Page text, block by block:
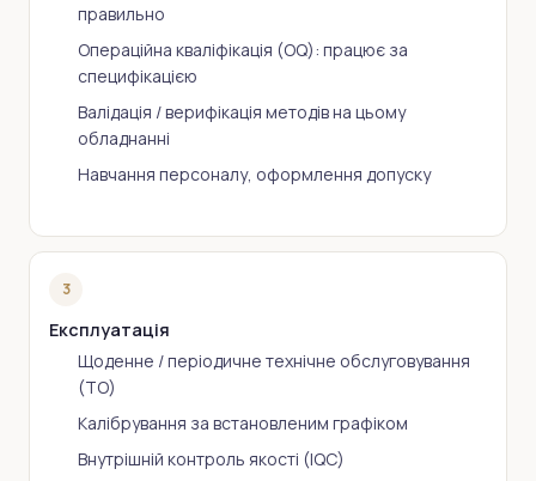
правильно
Операційна кваліфікація (OQ): працює за
специфікацією
Валідація / верифікація методів на цьому
обладнанні
Навчання персоналу, оформлення допуску
3
Експлуатація
Щоденне / періодичне технічне обслуговування
(ТО)
Калібрування за встановленим графіком
Внутрішній контроль якості (IQC)